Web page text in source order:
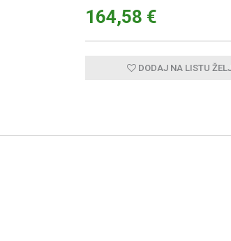
164,58 €
DODAJ NA LISTU